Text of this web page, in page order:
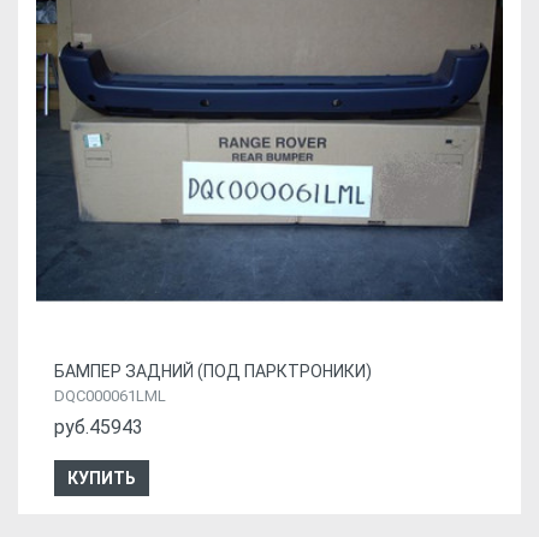
БАМПЕР ЗАДНИЙ (ПОД ПАРКТРОНИКИ)
DQC000061LML
руб.45943
КУПИТЬ